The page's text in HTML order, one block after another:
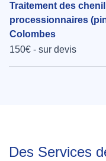
Traitement des
processionnaires
Colombes
150€ - sur devis
Des Services